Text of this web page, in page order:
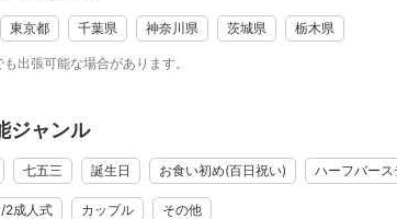
東京都 千葉県 神奈川県 茨城県 栃木県
出張可能な場合があります。
ジャンル
七五三 誕生日 お食い初め(百日祝い) ハーフバース
2成人式 カップル その他